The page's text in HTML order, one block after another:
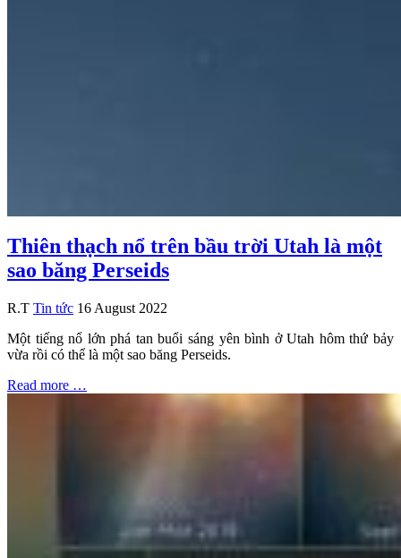
Thiên thạch nổ trên bầu trời Utah là một
sao băng Perseids
R.T Tin tức 16 August 2022
Một tiếng nổ lớn phá tan buổi sáng yên bình ở Utah hôm thứ bảy
vừa rồi có thể là một sao băng Perseids.
Read more …